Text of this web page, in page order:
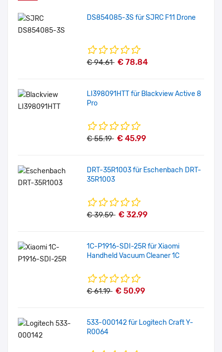
DS854085-3S für SJRC F11 Drone
€ 94.61 € 78.84
LI398091HTT für Blackview Active 8
Pro
€ 55.19 € 45.99
DRT-35R1003 für Eschenbach DRT-
35R1003
€ 39.59 € 32.99
1C-P1916-SDI-25R für Xiaomi
Handheld Vacuum Cleaner 1C
€ 61.19 € 50.99
533-000142 für Logitech Craft Y-
R0064